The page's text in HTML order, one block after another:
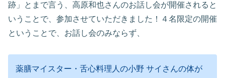
跡」とまで言う、高原和也さんのお話し会が開催されると
いうことで、参加させていただきました！４名限定の開催
ということで、お話し会のみならず、
薬膳マイスター・舌心料理人の小野 サイさんの体が